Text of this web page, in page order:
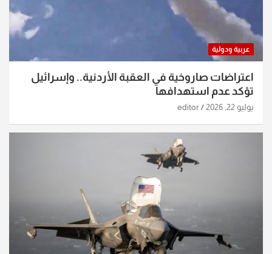
عربية ودولية
اعتراضات صاروخية في العقبة الأردنية.. وإسرائيل
تؤكد عدم استهدافها
يوليو 22, 2026 editor